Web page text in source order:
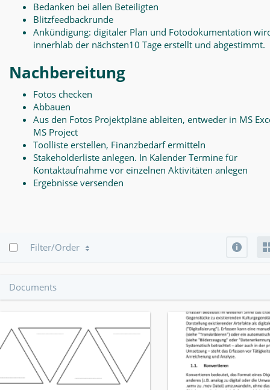
Bedanken bei allen Beteiligten
Blitzfeedbackrunde
Ankündigung: digitaler Plan und Fotodokumentation
innerhlab der nächsten10 Tage erstellt und abgestimmt.
Nachbereitung
Fotos checken
Abbauen
Aus den Fotos Projektpläne ableiten, entweder in MS
MS Project
Toolliste erstellen, Finanzbedarf ermitteln
Stakeholderliste anlegen. In Kalender Termine für
Kontaktaufnahme vor einzelnen Aktivitäten anlegen
Ergebnisse versenden
Filter/Order
Documents